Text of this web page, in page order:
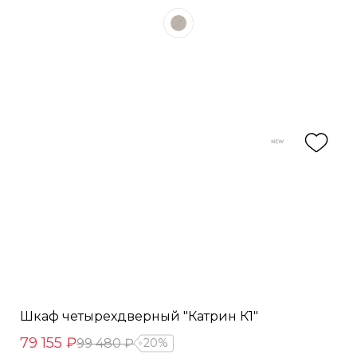
Шкаф четырехдверный "Катрин К1"
79 155 ₽99 480 ₽ 20%